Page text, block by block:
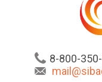
8-800-